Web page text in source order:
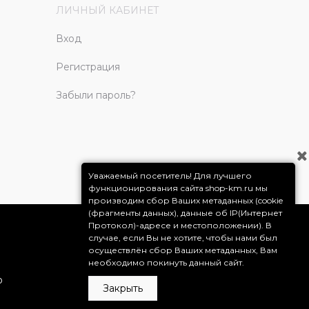
ЛИЧНЫЙ КАБИНЕТ
Вход
Регистрация
Забыли пароль?
Уважаемый посетитель! Для лучшего
функционирования сайта shop-km.ru мы
производим сбор Ваших метаданных (cookie
(фрагменты данных), данные об IP(Интернет
Протокол)-адресе и местоположении). В
случае, если Вы не хотите, чтобы нами был
осуществлён сбор Ваших метаданных, Вам
необходимо покинуть данный сайт.
Закрыть